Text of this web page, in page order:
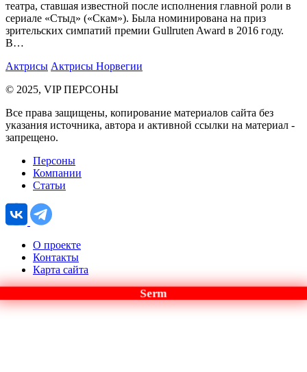
театра, ставшая известной после исполнения главной роли в
сериале «Стыд» («Скам»). Была номинирована на приз
зрительских симпатий премии Gullruten Award в 2016 году.
В…
Актрисы Актрисы Норвегии
© 2025, VIP ПЕРСОНЫ
Все права защищены, копирование материалов сайта без
указания источника, автора и активной ссылки на материал -
запрещено.
Персоны
Компании
Статьи
О проекте
Контакты
Карта сайта
Serm